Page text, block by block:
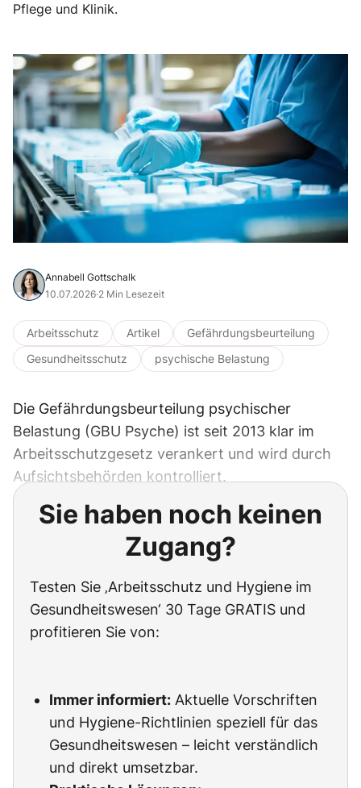
Pflege und Klinik.
Annabell Gottschalk
10.07.2026·2 Min Lesezeit
Arbeitsschutz Artikel
Gefährdungsbeurteilung
Gesundheitsschutz
psychische Belastung
Die Gefährdungsbeurteilung psychischer
Belastung (GBU Psyche) ist seit 2013 klar im
Arbeitsschutzgesetz verankert und wird durch
Aufsichtsbehörden kontrolliert.
Sie haben noch keinen
Zugang?
Testen Sie ‚Arbeitsschutz und Hygiene im
Gesundheitswesen‘ 30 Tage GRATIS und
profitieren Sie von:
Immer informiert: Aktuelle Vorschriften
und Hygiene-Richtlinien speziell für das
Gesundheitswesen – leicht verständlich
und direkt umsetzbar.